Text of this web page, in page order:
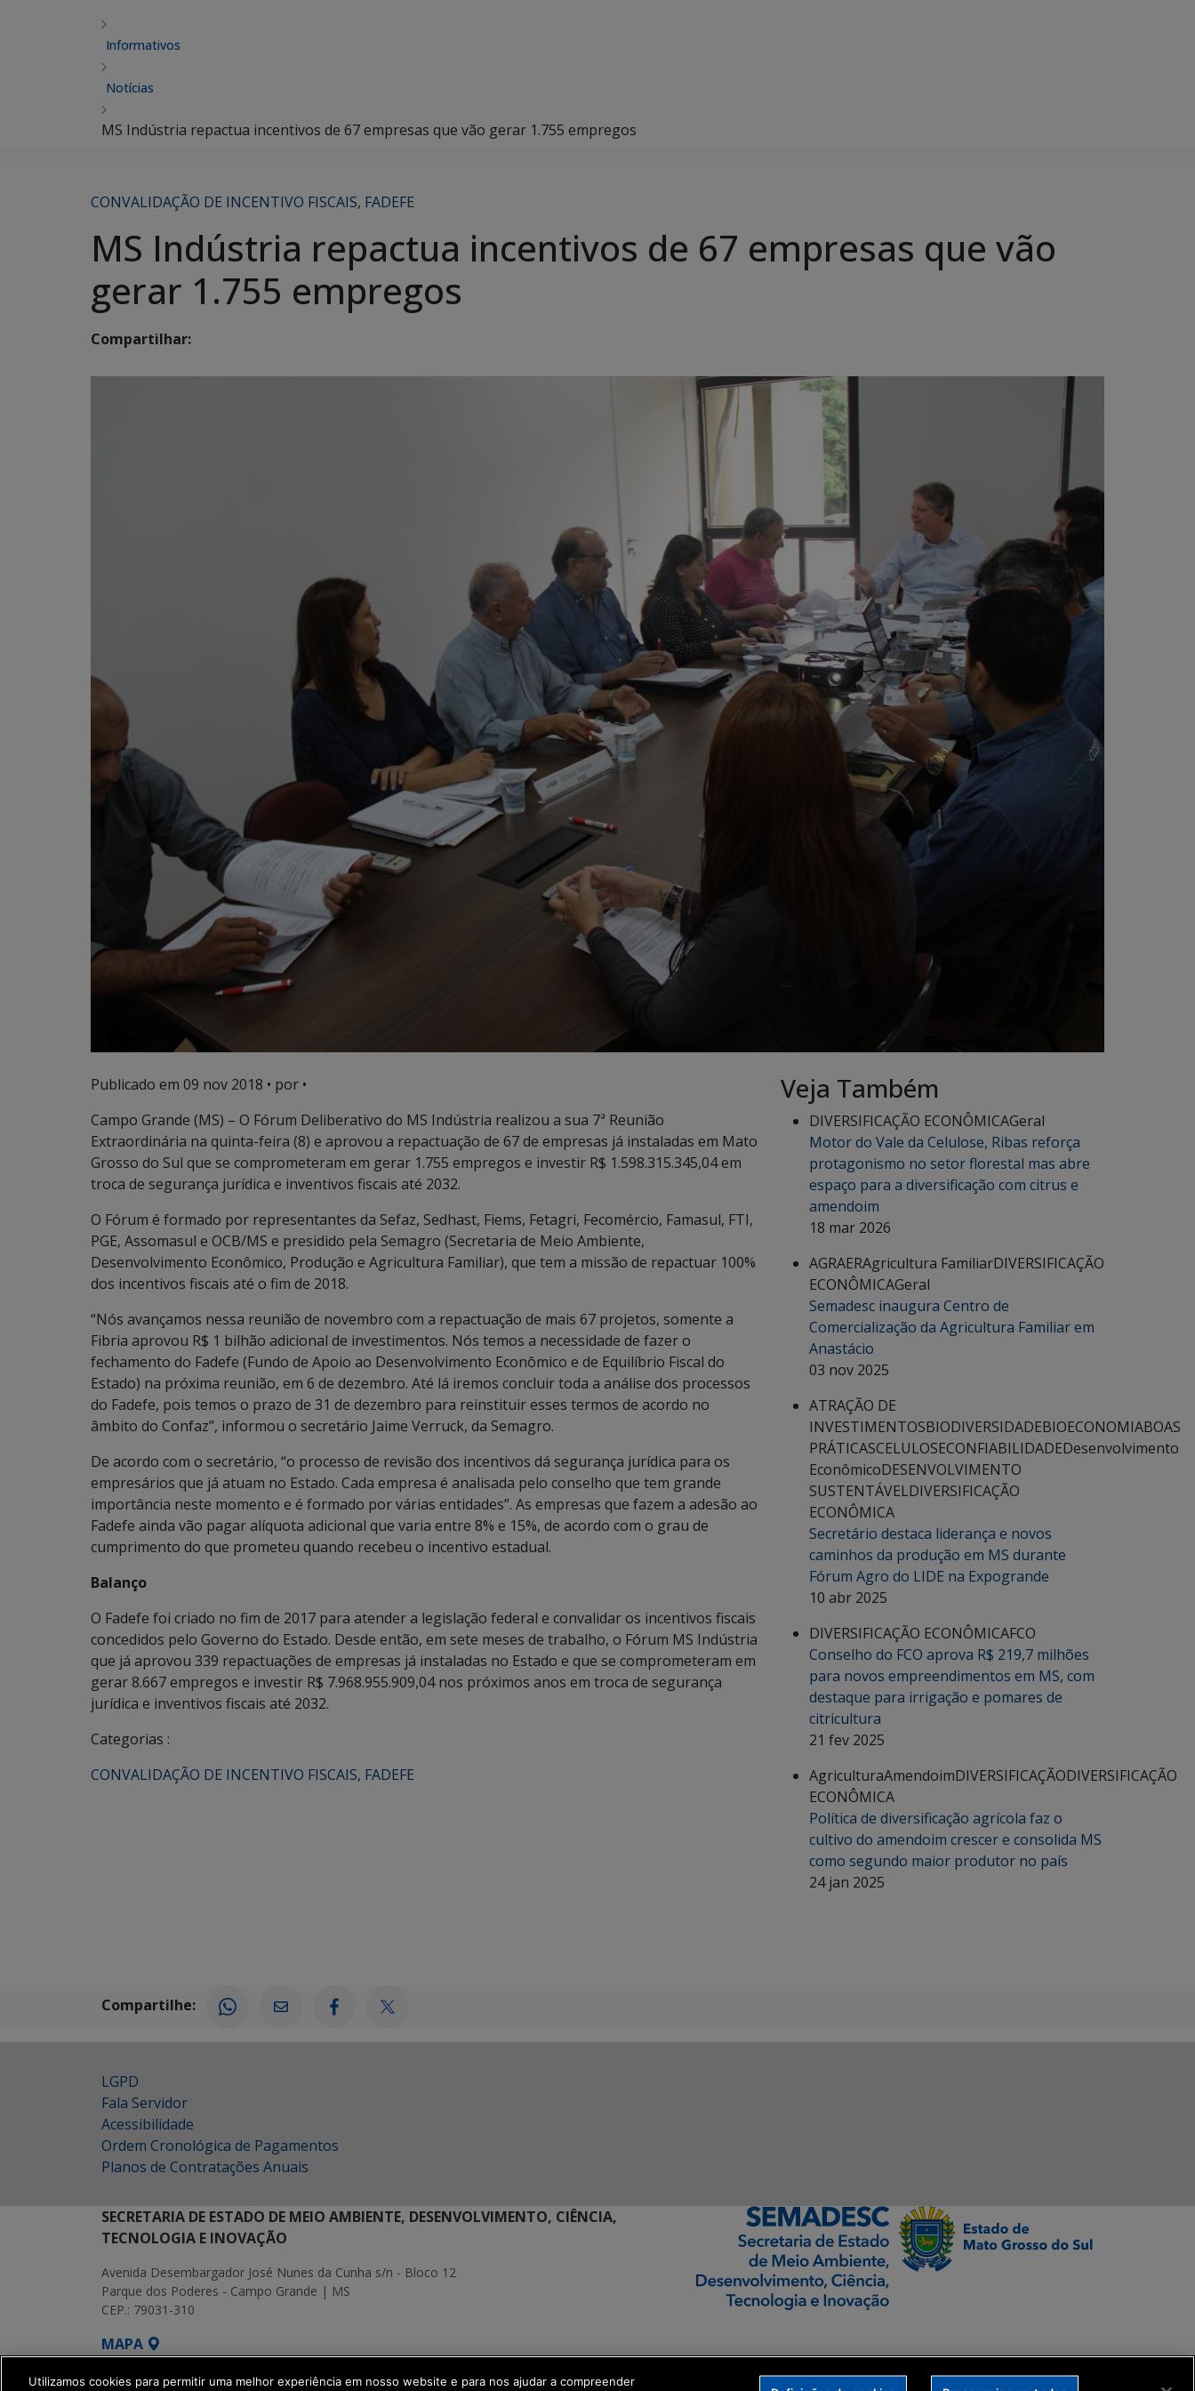
Informativos
Notícias
MS Indústria repactua incentivos de 67 empresas que vão gerar 1.755 empregos
CONVALIDAÇÃO DE INCENTIVO FISCAIS, FADEFE
MS Indústria repactua incentivos de 67 empresas que vão
gerar 1.755 empregos
Compartilhar:
Publicado em 09 nov 2018 • por •
Campo Grande (MS) – O Fórum Deliberativo do MS Indústria realizou a sua 7ª Reunião
Extraordinária na quinta-feira (8) e aprovou a repactuação de 67 de empresas já instaladas em Mato
Grosso do Sul que se comprometeram em gerar 1.755 empregos e investir R$ 1.598.315.345,04 em
troca de segurança jurídica e inventivos fiscais até 2032.
O Fórum é formado por representantes da Sefaz, Sedhast, Fiems, Fetagri, Fecomércio, Famasul, FTI,
PGE, Assomasul e OCB/MS e presidido pela Semagro (Secretaria de Meio Ambiente,
Desenvolvimento Econômico, Produção e Agricultura Familiar), que tem a missão de repactuar 100%
dos incentivos fiscais até o fim de 2018.
“Nós avançamos nessa reunião de novembro com a repactuação de mais 67 projetos, somente a
Fibria aprovou R$ 1 bilhão adicional de investimentos. Nós temos a necessidade de fazer o
fechamento do Fadefe (Fundo de Apoio ao Desenvolvimento Econômico e de Equilíbrio Fiscal do
Estado) na próxima reunião, em 6 de dezembro. Até lá iremos concluir toda a análise dos processos
do Fadefe, pois temos o prazo de 31 de dezembro para reinstituir esses termos de acordo no
âmbito do Confaz”, informou o secretário Jaime Verruck, da Semagro.
De acordo com o secretário, “o processo de revisão dos incentivos dá segurança jurídica para os
empresários que já atuam no Estado. Cada empresa é analisada pelo conselho que tem grande
importância neste momento e é formado por várias entidades”. As empresas que fazem a adesão ao
Fadefe ainda vão pagar alíquota adicional que varia entre 8% e 15%, de acordo com o grau de
cumprimento do que prometeu quando recebeu o incentivo estadual.
Balanço
O Fadefe foi criado no fim de 2017 para atender a legislação federal e convalidar os incentivos fiscais
concedidos pelo Governo do Estado. Desde então, em sete meses de trabalho, o Fórum MS Indústria
que já aprovou 339 repactuações de empresas já instaladas no Estado e que se comprometeram em
gerar 8.667 empregos e investir R$ 7.968.955.909,04 nos próximos anos em troca de segurança
jurídica e inventivos fiscais até 2032.
Categorias :
CONVALIDAÇÃO DE INCENTIVO FISCAIS, FADEFE
Veja Também
DIVERSIFICAÇÃO ECONÔMICAGeral
Motor do Vale da Celulose, Ribas reforça
protagonismo no setor florestal mas abre
espaço para a diversificação com citrus e
amendoim
18 mar 2026
AGRAERAgricultura FamiliarDIVERSIFICAÇÃO
ECONÔMICAGeral
Semadesc inaugura Centro de
Comercialização da Agricultura Familiar em
Anastácio
03 nov 2025
ATRAÇÃO DE
INVESTIMENTOSBIODIVERSIDADEBIOECONOMIABOAS
PRÁTICASCELULOSECONFIABILIDADEDesenvolvimento
EconômicoDESENVOLVIMENTO
SUSTENTÁVELDIVERSIFICAÇÃO
ECONÔMICA
Secretário destaca liderança e novos
caminhos da produção em MS durante
Fórum Agro do LIDE na Expogrande
10 abr 2025
DIVERSIFICAÇÃO ECONÔMICAFCO
Conselho do FCO aprova R$ 219,7 milhões
para novos empreendimentos em MS, com
destaque para irrigação e pomares de
citricultura
21 fev 2025
AgriculturaAmendoimDIVERSIFICAÇÃODIVERSIFICAÇÃO
ECONÔMICA
Política de diversificação agrícola faz o
cultivo do amendoim crescer e consolida MS
como segundo maior produtor no país
24 jan 2025
Compartilhe:
LGPD
Fala Servidor
Acessibilidade
Ordem Cronológica de Pagamentos
Planos de Contratações Anuais
SECRETARIA DE ESTADO DE MEIO AMBIENTE, DESENVOLVIMENTO, CIÊNCIA,
TECNOLOGIA E INOVAÇÃO
Avenida Desembargador José Nunes da Cunha s/n - Bloco 12
Parque dos Poderes - Campo Grande | MS
CEP.: 79031-310
MAPA
SETDIG | Secretaria-Executiva de Transformação Digital
Utilizamos cookies para permitir uma melhor experiência em nosso website e para nos ajudar a compreender